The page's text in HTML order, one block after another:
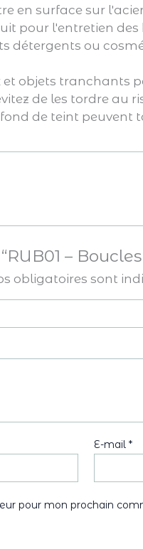
en surface sur
pour l'entretien des
détergents ou
et objets tranchants
de les tordre au
de teint peuvent
–
obligatoires sont
E-mail*
pour mon prochain